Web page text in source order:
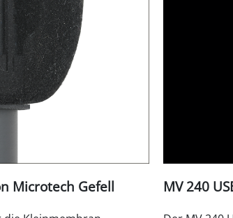
Microtech Gefell MV 240